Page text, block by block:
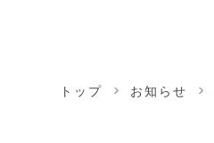
トップ お知らせ